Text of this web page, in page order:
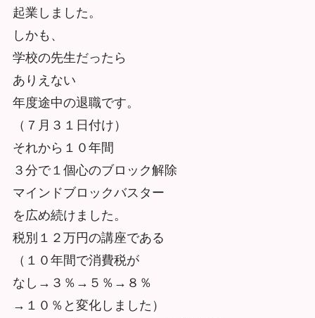
起業しました。
しかも、
学校の先生だったら
ありえない
年度途中の退職です。
（７月３１日付け）
それから１０年間
３分で１個心のブロック解除
マインドブロックバスター
を広め続けました。
税別１２万円の講座である
（１０年間で消費税が
なし→３％→５％→８％
→１０％と変化しました）